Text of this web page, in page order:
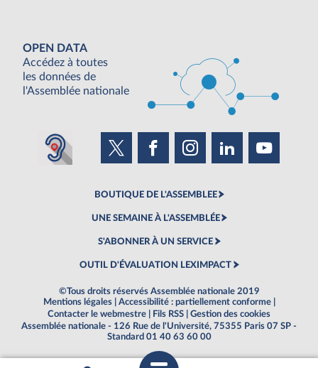
OPEN DATA
Accédez à toutes
les données de
l'Assemblée nationale
BOUTIQUE DE L'ASSEMBLEE
UNE SEMAINE À L'ASSEMBLÉE
S'ABONNER À UN SERVICE
OUTIL D'ÉVALUATION LEXIMPACT
©Tous droits réservés Assemblée nationale 2019
Mentions légales
Accessibilité : partiellement conforme
Contacter le webmestre
Fils RSS
Gestion des cookies
Assemblée nationale - 126 Rue de l'Université, 75355 Paris 07 SP -
Standard 01 40 63 60 00